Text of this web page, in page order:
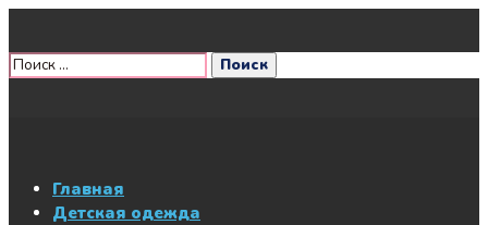
Главная
Детская одежда